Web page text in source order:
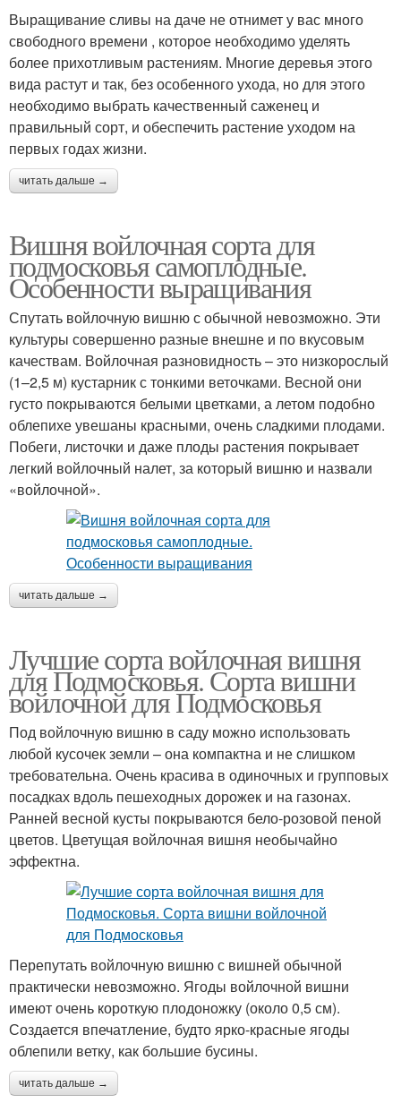
Выращивание сливы на даче не отнимет у вас много
свободного времени , которое необходимо уделять
более прихотливым растениям. Многие деревья этого
вида растут и так, без особенного ухода, но для этого
необходимо выбрать качественный саженец и
правильный сорт, и обеспечить растение уходом на
первых годах жизни.
читать дальше →
Вишня войлочная сорта для
подмосковья самоплодные.
Особенности выращивания
Спутать войлочную вишню с обычной невозможно. Эти
культуры совершенно разные внешне и по вкусовым
качествам. Войлочная разновидность – это низкорослый
(1–2,5 м) кустарник с тонкими веточками. Весной они
густо покрываются белыми цветками, а летом подобно
облепихе увешаны красными, очень сладкими плодами.
Побеги, листочки и даже плоды растения покрывает
легкий войлочный налет, за который вишню и назвали
«войлочной».
читать дальше →
Лучшие сорта войлочная вишня
для Подмосковья. Сорта вишни
войлочной для Подмосковья
Под войлочную вишню в саду можно использовать
любой кусочек земли – она компактна и не слишком
требовательна. Очень красива в одиночных и групповых
посадках вдоль пешеходных дорожек и на газонах.
Ранней весной кусты покрываются бело-розовой пеной
цветов. Цветущая войлочная вишня необычайно
эффектна.
Перепутать войлочную вишню с вишней обычной
практически невозможно. Ягоды войлочной вишни
имеют очень короткую плодоножку (около 0,5 см).
Создается впечатление, будто ярко-красные ягоды
облепили ветку, как большие бусины.
читать дальше →